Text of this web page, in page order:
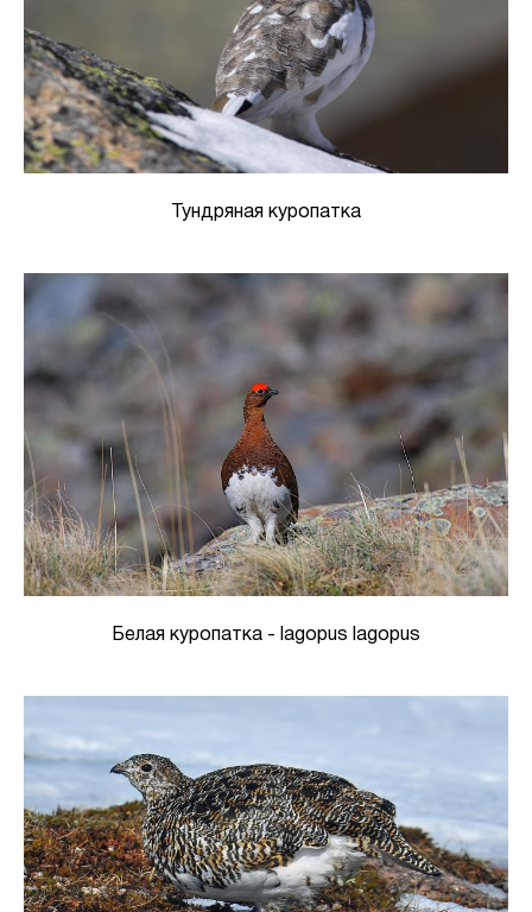
Тундряная куропатка
Белая куропатка - lagopus lagopus